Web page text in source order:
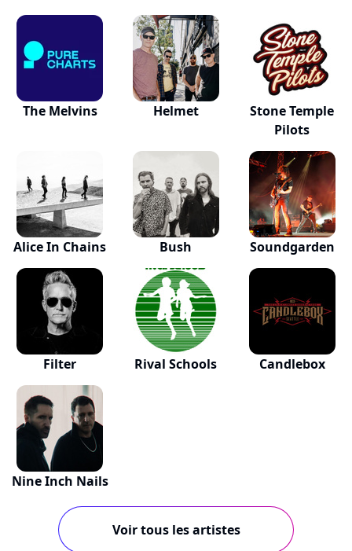
The Melvins Helmet
Stone Temple
Pilots
Alice In Chains Bush Soundgarden
Filter Rival Schools Candlebox
Nine Inch Nails
Voir tous les artistes